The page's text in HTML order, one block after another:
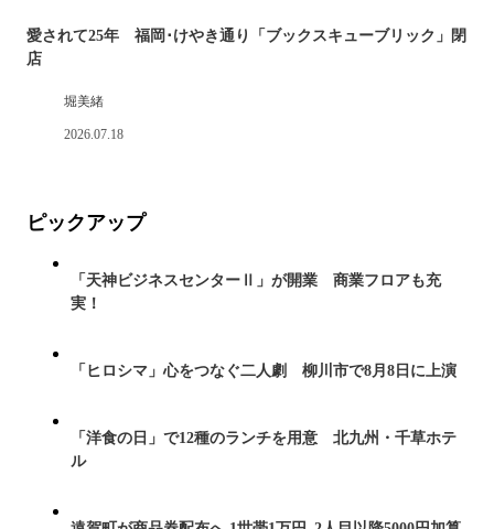
愛されて25年 福岡･けやき通り「ブックスキューブリック」閉
店
堀美緒
2026.07.18
ピックアップ
「天神ビジネスセンターⅡ」が開業 商業フロアも充
実！
「ヒロシマ」心をつなぐ二人劇 柳川市で8月8日に上演
「洋食の日」で12種のランチを用意 北九州・千草ホテ
ル